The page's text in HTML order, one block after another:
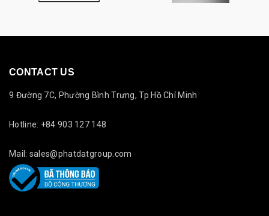
CONTACT US
9 Đường 7C, Phường Bình Trưng, Tp Hồ Chí Minh
Hotline: +84 903 127 148
Mail: sales@phatdatgroup.com